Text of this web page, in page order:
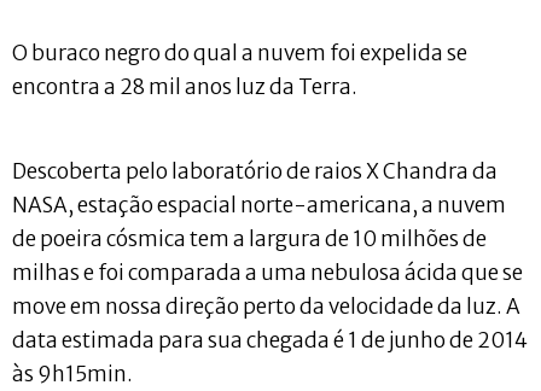
O buraco negro do qual a nuvem foi expelida se
encontra a 28 mil anos luz da Terra.
Descoberta pelo laboratório de raios X Chandra da
NASA, estação espacial norte-americana, a nuvem
de poeira cósmica tem a largura de 10 milhões de
milhas e foi comparada a uma nebulosa ácida que se
move em nossa direção perto da velocidade da luz. A
data estimada para sua chegada é 1 de junho de 2014
às 9h15min.